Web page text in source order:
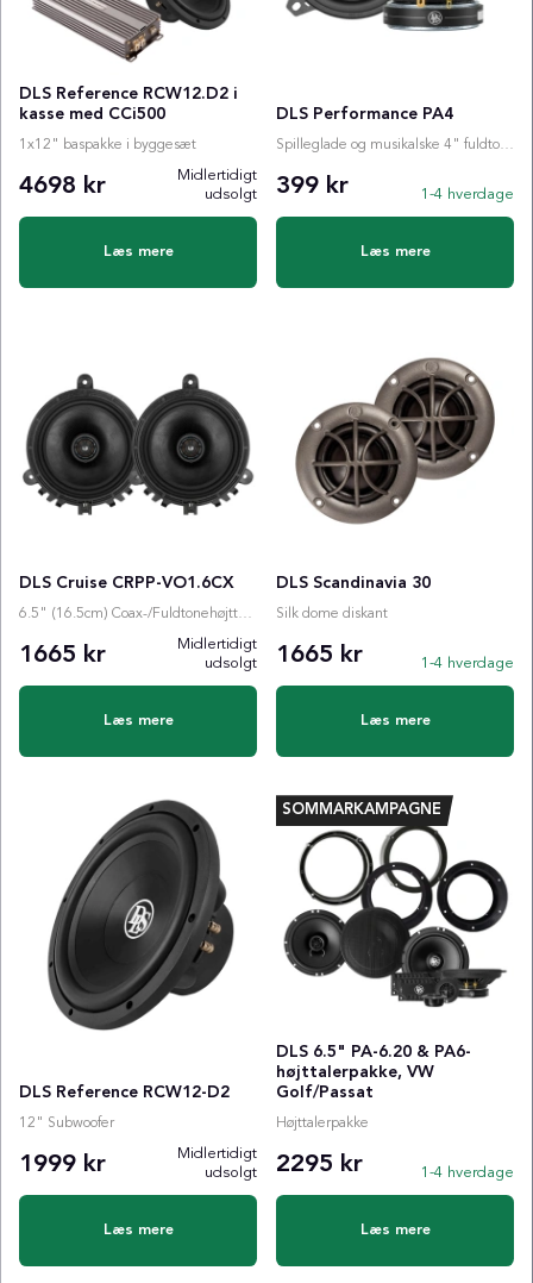
DLS Reference RCW12.D2 i
kasse med CCi500
1x12" baspakke i byggesæt
4698 kr
Midlertidigt
udsolgt
Læs mere
DLS Performance PA4
Spilleglade og musikalske 4" fuldtonehøjttalere fra legendariske DLS!
399 kr 1-4 hverdage
Læs mere
DLS Cruise CRPP-VO1.6CX
6.5" (16.5cm) Coax-/Fuldtonehøjttaler til Volvo
1665 kr
Midlertidigt
udsolgt
Læs mere
DLS Scandinavia 30
Silk dome diskant
1665 kr 1-4 hverdage
Læs mere
DLS Reference RCW12-D2
12" Subwoofer
1999 kr
Midlertidigt
udsolgt
Læs mere
SOMMARKAMPAGNE
DLS 6.5" PA-6.20 & PA6-
højttalerpakke, VW
Golf/Passat
Højttalerpakke
2295 kr 1-4 hverdage
Læs mere